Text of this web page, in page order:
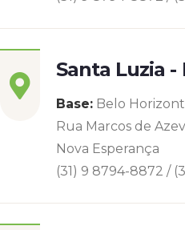
Santa Luzia -
Base: Belo
Rua Marcos de
Nova Esperança
(31) 9 8794-8872 /